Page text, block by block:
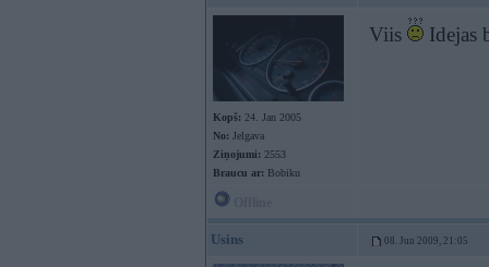
Kopš: 24. Jan 2005
No: Jelgava
Ziņojumi: 2553
Braucu ar: Bobiku
Viis Idejas
Usins 08. Jun 2009, 21:05